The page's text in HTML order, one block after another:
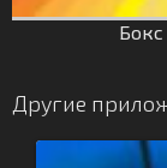
Другие